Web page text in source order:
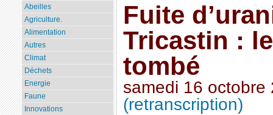
Fuite
Tricastin :
tombé
samedi 16 octobre
(retranscription)
Abeilles
Agriculture.
Alimentation
Autres
Climat
Déchets
Energie
Faune
Innovations